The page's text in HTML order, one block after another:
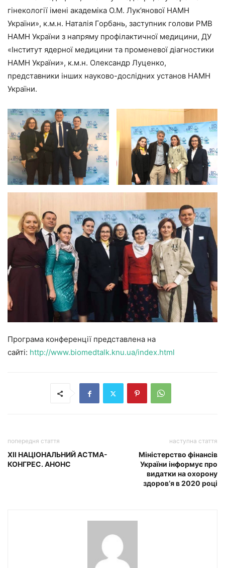
гінекології імені академіка О.М. Лук’янової НАМН
України», к.м.н. Наталія Горбань, заступник голови РМВ
НАМН України з напряму профілактичної медицини, ДУ
«Інститут ядерної медицини та променевої діагностики
НАМН України», к.м.н. Олександр Луценко,
представники інших науково-дослідних установ НАМН
України.
Програма конференції представлена на
сайті: http://www.biomedtalk.knu.ua/index.html
попередня стаття
XII НАЦІОНАЛЬНИЙ АСТМА-
КОНГРЕС. АНОНС
наступна стаття
Міністерство фінансів
України інформує про
видатки на охорону
здоров’я в 2020 році